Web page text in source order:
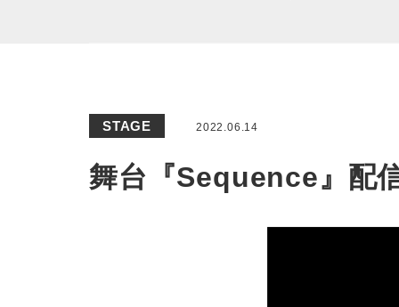
STAGE 2022.06.14
舞台『Sequence』配